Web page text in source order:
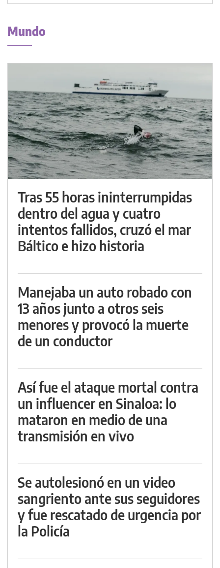
Mundo
Tras 55 horas ininterrumpidas
dentro del agua y cuatro
intentos fallidos, cruzó el mar
Báltico e hizo historia
Manejaba un auto robado con
13 años junto a otros seis
menores y provocó la muerte
de un conductor
Así fue el ataque mortal contra
un influencer en Sinaloa: lo
mataron en medio de una
transmisión en vivo
Se autolesionó en un video
sangriento ante sus seguidores
y fue rescatado de urgencia por
la Policía